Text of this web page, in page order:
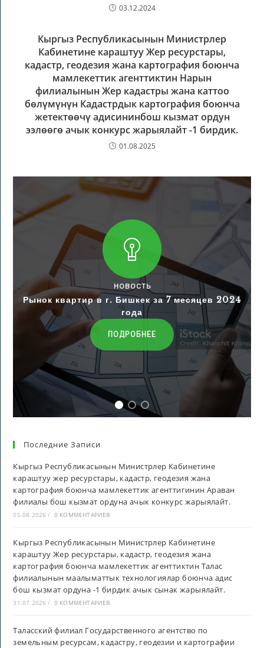
03.12.2024
Кыргыз Республикасынын Министрлер
Кабинетине караштуу Жер ресурстары,
кадастр, геодезия жана картография боюнча
мамлекеттик агенттиктин Нарын
филиалынын Жер кадастры жана каттоо
бөлүмүнүн Кадастрдык картография боюнча
жетектөөчү адисининбош кызмат ордун
ээлөөгө ачык конкурс жарыялайт -1 бирдик.
01.08.2025
НОВОСТЬ
Рынок квартир в г. Бишкек за 7 месяцев 2024
года
ПОДРОБНЕЕ
Последние Записи
Кыргыз Республикасынын Министрлер Кабинетине
караштуу жер ресурстары, кадастр, геодезия жана
картография боюнча мамлекеттик агенттигинин Араван
филиалы бош кызмат ордуна ачык конкурс жарыялайт.
05.08.2026 / 0 КОММЕНТАРИЕВ
Кыргыз Республикасынын Министрлер Кабинетине
караштуу Жер ресурстары, кадастр, геодезия жана
картография боюнча мамлекеттик агенттиктин Талас
филиалынын маалыматтык технологиялар боюнча адис
бош кызмат ордуна -1 бирдик ачык сынак жарыялайт.
31.07.2026 / 0 КОММЕНТАРИЕВ
Таласский филиал Государственного агентство по
земельным ресурсам, кадастру, геодезии и картографии